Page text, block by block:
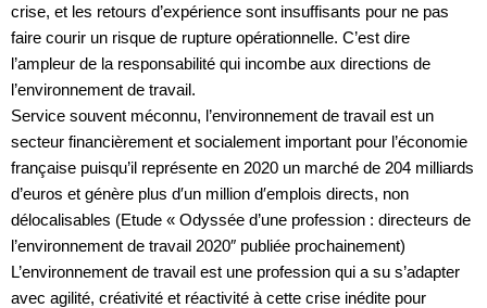
crise, et les retours d’expérience sont insuffisants pour ne pas
faire courir un risque de rupture opérationnelle. C’est dire
l’ampleur de la responsabilité qui incombe aux directions de
l’environnement de travail.
Service souvent méconnu, l’environnement de travail est un
secteur financièrement et socialement important pour l’économie
française puisqu’il représente en 2020 un marché de 204 milliards
d’euros et génère plus d′un million d′emplois directs, non
délocalisables (Etude « Odyssée d’une profession : directeurs de
l’environnement de travail 2020″ publiée prochainement)
L’environnement de travail est une profession qui a su s’adapter
avec agilité, créativité et réactivité à cette crise inédite pour